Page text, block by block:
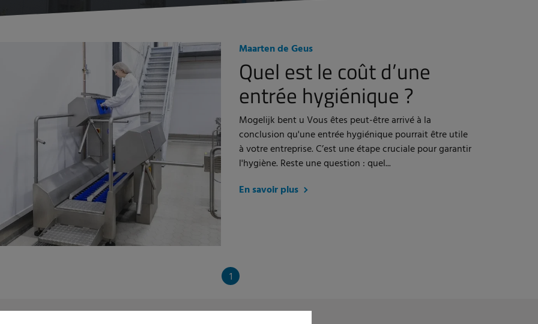
Maarten de Geus
Quel est le coût d’une
entrée hygiénique ?
Mogelijk bent u Vous êtes peut-être arrivé à la
conclusion qu'une entrée hygiénique pourrait être utile
à votre entreprise. C’est une étape cruciale pour garantir
l'hygiène. Reste une question : quel...
En savoir plus
1